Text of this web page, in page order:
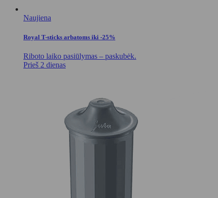
Naujiena
Royal T-sticks arbatoms iki -25%
Riboto laiko pasiūlymas – paskubėk.
Prieš 2 dienas